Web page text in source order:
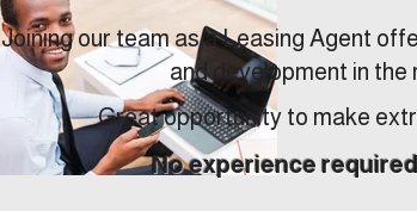
Joining our team as a Leasing Agent
and development in
Great opportunity to make
No experience